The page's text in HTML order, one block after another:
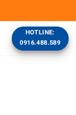
HOTLINE:
0916.488.589